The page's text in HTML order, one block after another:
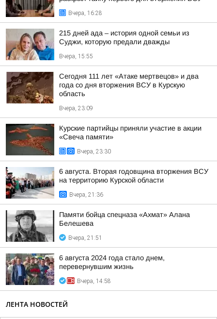
Вчера, 16:28
215 дней ада – история одной семьи из
Суджи, которую предали дважды
Вчера, 15:55
Сегодня 111 лет «Атаке мертвецов» и два
года со дня вторжения ВСУ в Курскую
область
Вчера, 23:09
Курские партийцы приняли участие в акции
«Свеча памяти»
Вчера, 23:30
6 августа. Вторая годовщина вторжения ВСУ
на территорию Курской области
Вчера, 21:36
Памяти бойца спецназа «Ахмат» Алана
Белешева
Вчера, 21:51
6 августа 2024 года стало днем,
перевернувшим жизнь
Вчера, 14:58
ЛЕНТА НОВОСТЕЙ